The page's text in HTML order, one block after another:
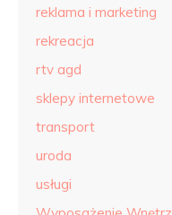
reklama i marketing
rekreacja
rtv agd
sklepy internetowe
transport
uroda
usługi